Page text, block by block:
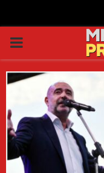
PRIMARY
MENU